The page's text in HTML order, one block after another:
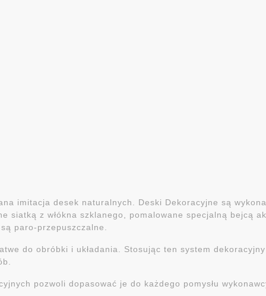
imitacja desek naturalnych. Deski Dekoracyjne są
siatką z włókna szklanego, pomalowane specjalną bejcą
paro-przepuszczalne.
do obróbki i układania. Stosując ten system
pozwoli dopasować je do każdego pomysłu